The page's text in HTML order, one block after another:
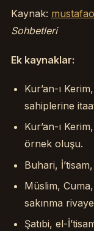
Kaynak:
Sohbetleri
Ek kaynaklar:
Kur’an-ı
sahiplerine
Kur’an-ı
örnek oluşu.
Buhari,
Müslim,
sakınma
Şatıbi, el-